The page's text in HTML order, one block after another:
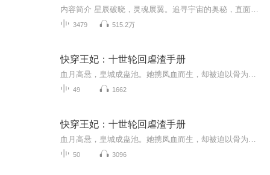
3479 515.2万
快穿王妃：十世轮回虐渣手册
49 1662
快穿王妃：十世轮回虐渣手册
50 3096